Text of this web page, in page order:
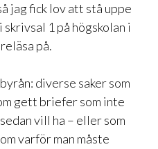
jag fick lov att stå uppe
skrivsal 1 på högskolan i
på.
diverse saker som
gett briefer som inte
vill ha – eller som
varför man måste